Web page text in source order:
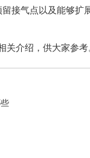
气点以及能够扩展
，供大家参考